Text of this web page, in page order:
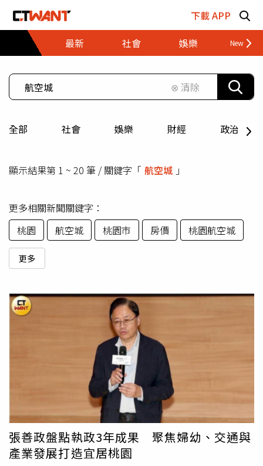
下載 APP
最新
社會 娛樂 財經
⊗ 清除
全部 社會 娛樂 財經 政治
顯示結果第 1 ~ 20 筆 / 關鍵字「 航空城 」
更多相關新聞關鍵字：
桃園
航空城 桃園市 房價 桃園航空城
更多
張善政盤點執政3年成果 聚焦婦幼、交通與
產業發展打造宜居桃園